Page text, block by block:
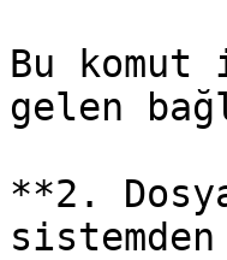
Bu
gelen
**2.